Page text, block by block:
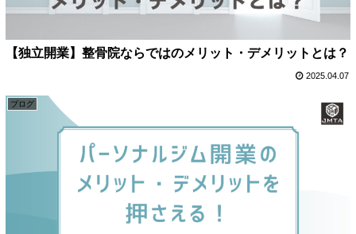
【独立開業】整骨院ならではのメリット・デメリットとは？
2025.04.07
ブログ